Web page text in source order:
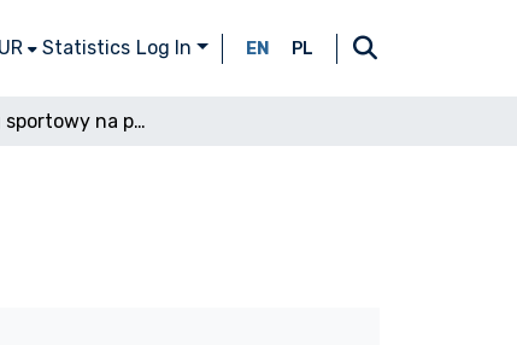
Statistics Log In EN PL
Marketing sportowy na przykładzie NBA